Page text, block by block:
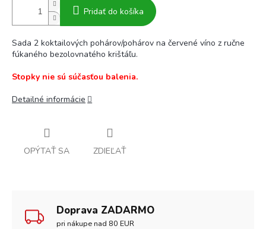
Pridať do košíka
Sada 2 koktailových pohárov/pohárov na červené víno z ručne
fúkaného bezolovnatého krištáľu.
Stopky nie sú súčasťou balenia.
Detailné informácie
OPÝTAŤ SA ZDIEĽAŤ
Doprava ZADARMO
pri nákupe nad 80 EUR